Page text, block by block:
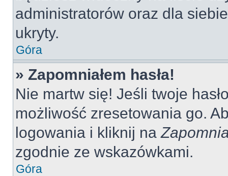
administratorów oraz dla
ukryty.
Góra
» Zapomniałem hasła!
Nie martw się! Jeśli twoje
możliwość zresetowania go.
logowania i kliknij na
zgodnie ze wskazówkami.
Góra